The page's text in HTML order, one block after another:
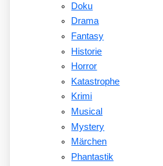
Doku
Drama
Fantasy
Historie
Horror
Katastrophe
Krimi
Musical
Mystery
Märchen
Phantastik